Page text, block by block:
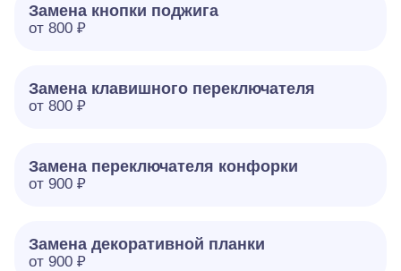
Замена кнопки поджига
от 800 ₽
Замена клавишного переключателя
от 800 ₽
Замена переключателя конфорки
от 900 ₽
Замена декоративной планки
от 900 ₽